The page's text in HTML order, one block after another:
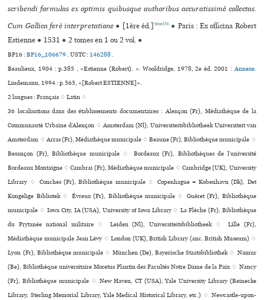
scribendi formulas ex optimis quibusque authoribus accuratissimè collectas.
Cum Gallica ferè interpretatione ● [1ère éd.] Wool78 ● Paris : Ex officina Robert
Estienne ● 1531 ● 2 tomes en 1 ou 2 vol. ●
BP16 :BP16_106679.USTC : 146288.
Beaulieux, 1904 : p.385 , «Estienne (Robert). ». Wooldridge, 1978, 2e éd. 2001 :Annexe.
Lindemann, 1994 : p.565, «[Robert ESTIENNE]».
2 langues :Français ♢Latin ♢
36 localisations dans des établissements documentaires : Alençon (Fr), Médiathèque de la
Communauté Urbaine d’Alençon ♢ Amsterdam (Nl), Universiteitsbibliotheek Universiteit van
Amsterdam ♢ Arras (Fr), Médiathèque muni­ci­pale ♢ Beaune (Fr), Bibliothèque muni­ci­pale ♢
Besançon (Fr), Bibliothèque muni­ci­pale ♢ Bordeaux (Fr), Bibliothèques de l’université
Bordeaux Montaigne ♢ Cambrai (Fr), Médiathèque muni­ci­pale ♢ Cambridge (UK), University
Library ♢ Conches (Fr), Bibliothèque muni­ci­pale ♢ Copenhague = København (Dk), Det
Kongelige Bibliotek ♢ Évreux (Fr), Bibliothèque muni­ci­pale ♢ Guéret (Fr), Bibliothèque
muni­ci­pale ♢ Iowa City, IA (USA), University of Iowa Library ♢ La Flèche (Fr), Bibliothèque
du Prytanée national mili­taire ♢ Leiden (Nl), Universiteitsbibliotheek ♢ Lille (Fr),
Médiathèque muni­ci­pale Jean Lévy ♢ London (UK), British Library (anc. British Museum) ♢
Lyon (Fr), Bibliothèque muni­ci­pale ♢ München (De), Bayerische Staatsbibliothek ♢ Namur
(Be), Bibliothèque uni­ver­si­taire Moretus Plantin des Facultés Notre Dame de la Paix ♢ Nancy
(Fr), Bibliothèque muni­ci­pale ♢ New Haven, CT (USA), Yale University Library (Beinecke
Library, Sterling Memorial Library, Yale Medical Historical Library, etc.) ♢ Newcastle-upon-